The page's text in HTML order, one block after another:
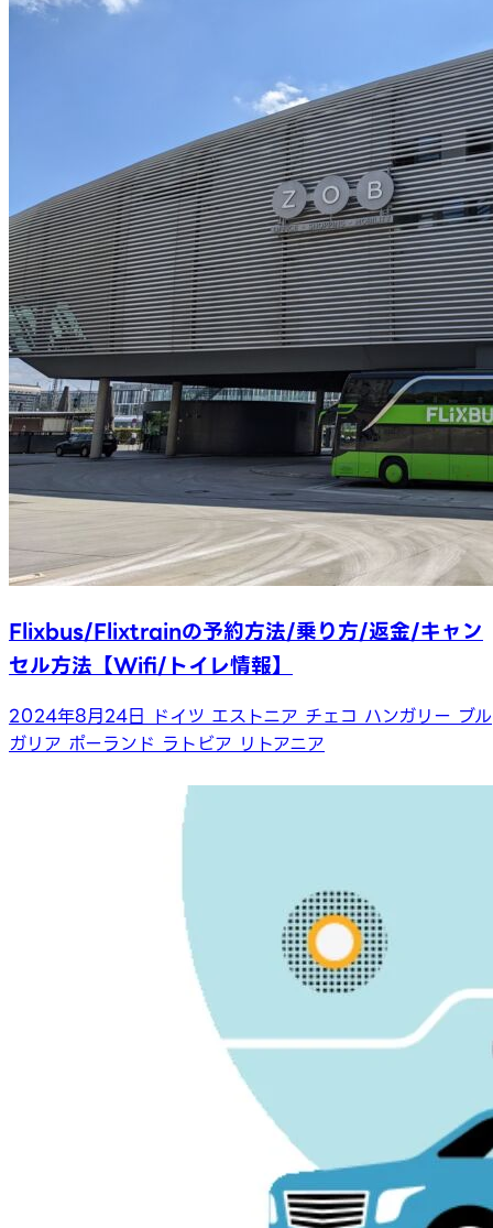
Flixbus/Flixtrainの予約方法/乗り方/返金/キャン
セル方法【Wifi/トイレ情報】
2024年8月24日 ドイツ エストニア チェコ ハンガリー ブル
ガリア ポーランド ラトビア リトアニア